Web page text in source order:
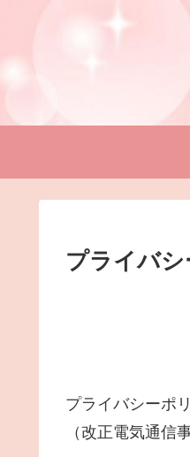
プライバ
プライバシーポ
（改正電気通信